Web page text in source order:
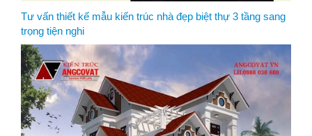
Tư vấn thiết kế mẫu kiến trúc nhà đẹp biệt thự 3 tầng sang
trọng tiện nghi